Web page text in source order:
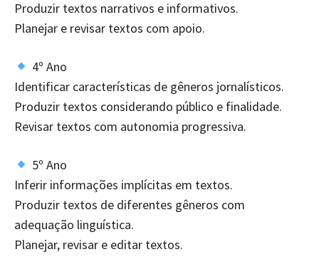
Produzir textos narrativos e informativos.
Planejar e revisar textos com apoio.
4º Ano
Identificar características de gêneros jornalísticos.
Produzir textos considerando público e finalidade.
Revisar textos com autonomia progressiva.
5º Ano
Inferir informações implícitas em textos.
Produzir textos de diferentes gêneros com
adequação linguística.
Planejar, revisar e editar textos.